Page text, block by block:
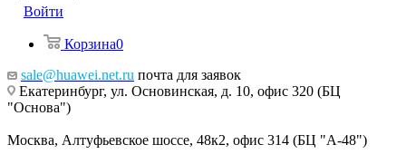
Войти
Корзина0
sale@huawei.net.ru почта для заявок
Екатеринбург, ул. Основинская, д. 10, офис 320 (БЦ
"Основа")
Москва, Алтуфьевское шоссе, 48к2, офис 314 (БЦ "А-48")